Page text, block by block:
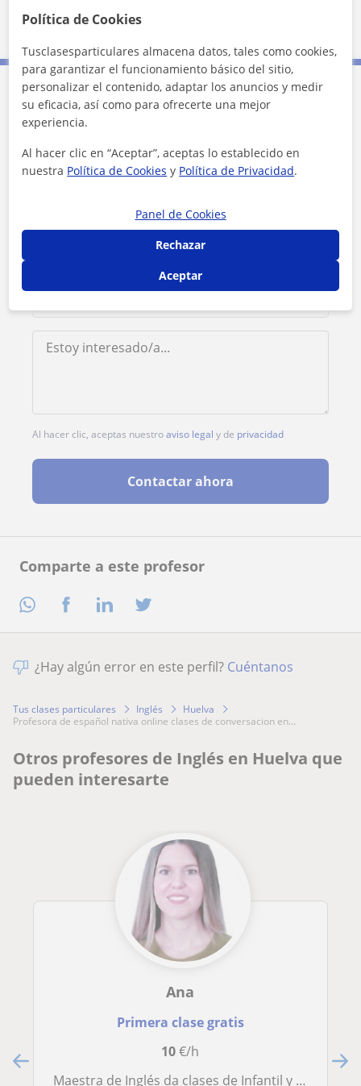
Comparte a este profesor
Contacta con Sara
Tarifa 18€/h
Al hacer clic, aceptas nuestroaviso legal y de privacidad
Contactar ahora
¿Hay algún error en este perfil? Cuéntanos
Tus clases particulares Inglés
Huelva
profesora de español nativa online clases de conversacion en...
Otros profesores de Inglés en Huelva que
pueden interesarte
Ana
Primera clase gratis
10€/h
Maestra de Inglés da clases de Infantil y de Primaria
Política de Cookies
Tusclasesparticulares almacena datos, tales como cookies,
para garantizar el funcionamiento básico del sitio,
personalizar el contenido, adaptar los anuncios y medir
su eficacia, así como para ofrecerte una mejor
experiencia.
Al hacer clic en “Aceptar”, aceptas lo establecido en
nuestra Política de Cookies y Política de Privacidad.
Panel de Cookies
Rechazar
Aceptar